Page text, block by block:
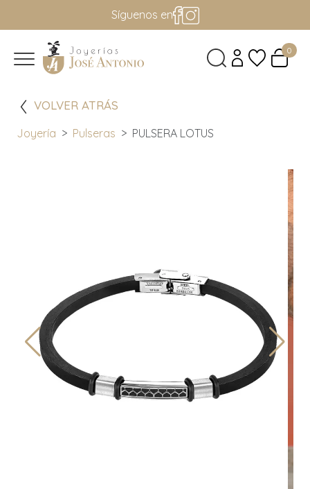
Síguenos en
0
VOLVER ATRÁS
Joyería Pulseras PULSERA LOTUS